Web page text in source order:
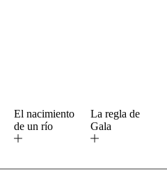
El nacimiento
de un río
La regla de
Gala